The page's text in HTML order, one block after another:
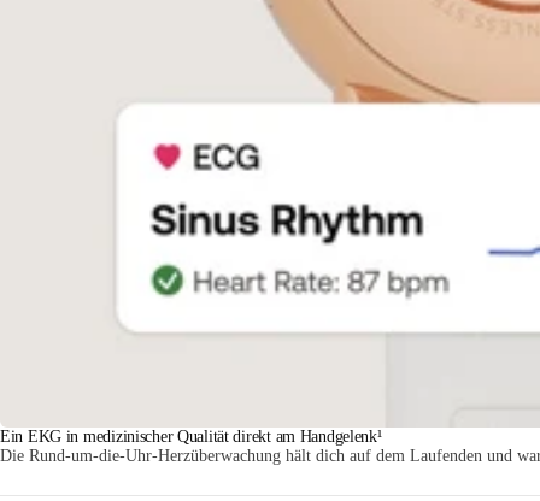
Ein EKG in medizinischer Qualität direkt am Handgelenk¹
Die Rund-um-die-Uhr-Herzüberwachung hält dich auf dem Laufenden und